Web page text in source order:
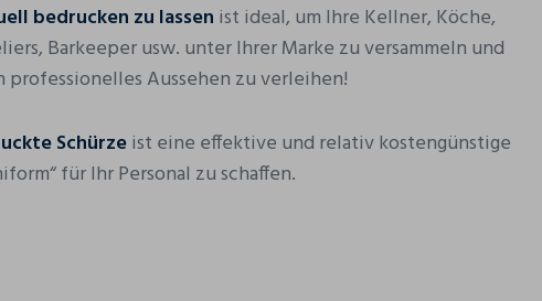
bedrucken zu lassen ist ideal, um Ihre Kellner, Köche,
Barkeeper usw. unter Ihrer Marke zu versammeln und
Aussehen zu verleihen!
Schürzeist eine effektive und relativ kostengünstige
für Ihr Personal zu schaffen.